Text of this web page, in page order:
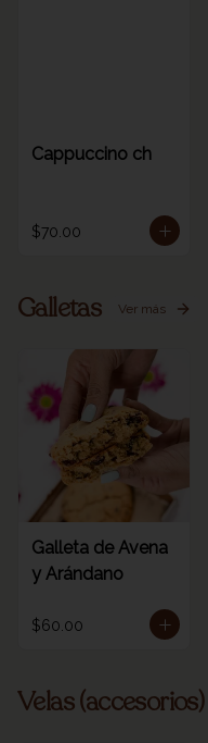
Cappuccino ch
$70.00
Galletas Ver más
Galleta de Avena
y Arándano
$60.00
Velas (accesorios)